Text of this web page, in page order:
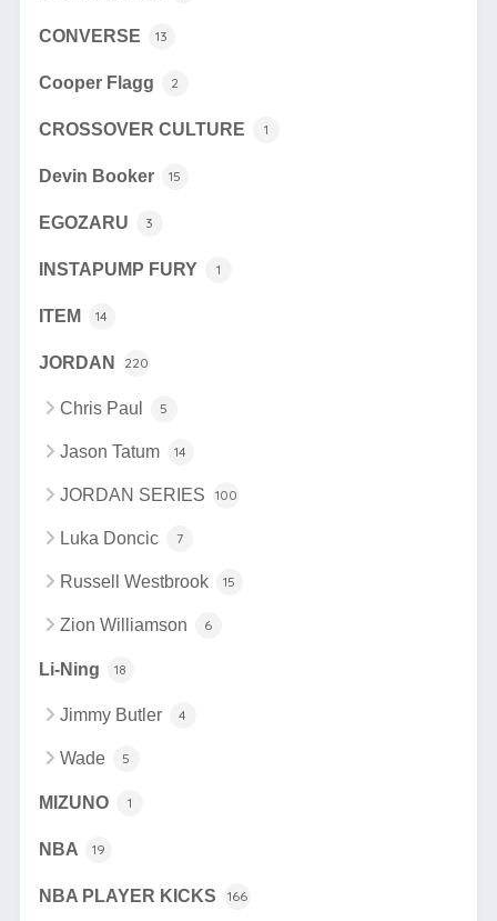
CONVERSE 13
Cooper Flagg 2
CROSSOVER CULTURE 1
Devin Booker 15
EGOZARU 3
INSTAPUMP FURY 1
ITEM 14
JORDAN 220
Chris Paul 5
Jason Tatum 14
JORDAN SERIES 100
Luka Doncic 7
Russell Westbrook 15
Zion Williamson 6
Li-Ning 18
Jimmy Butler 4
Wade 5
MIZUNO 1
NBA 19
NBA PLAYER KICKS 166